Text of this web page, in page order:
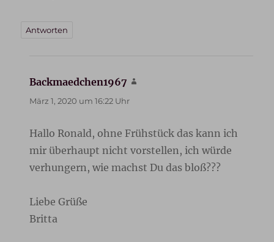
Antworten
Backmaedchen1967
März 1, 2020 um 16:22 Uhr
Hallo Ronald, ohne Frühstück das kann ich
mir überhaupt nicht vorstellen, ich würde
verhungern, wie machst Du das bloß???
Liebe Grüße
Britta